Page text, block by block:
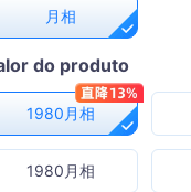
月相
do produto
1980月相
1980月相